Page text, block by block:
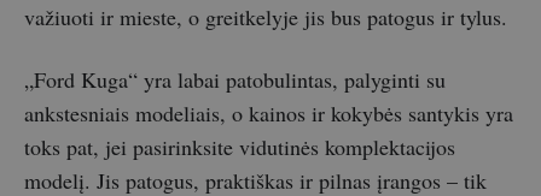
važiuoti ir mieste, o greitkelyje jis bus patogus ir tylus.
„Ford Kuga“ yra labai patobulintas, palyginti su
ankstesniais modeliais, o kainos ir kokybės santykis yra
toks pat, jei pasirinksite vidutinės komplektacijos
modelį. Jis patogus, praktiškas ir pilnas įrangos – tik